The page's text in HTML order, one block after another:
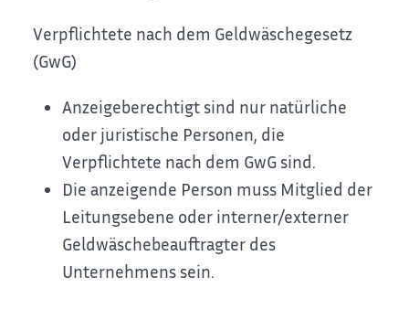
Verpflichtete nach dem Geldwäschegesetz
(GwG)
Anzeigeberechtigt sind nur natürliche
oder juristische Personen, die
Verpflichtete nach dem GwG sind.
Die anzeigende Person muss Mitglied der
Leitungsebene oder interner/externer
Geldwäschebeauftragter des
Unternehmens sein.